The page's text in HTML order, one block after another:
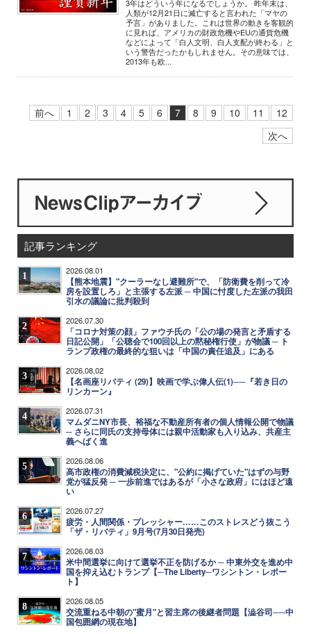
3年はどういう年になるでしょうか。 昨年末は、
人類が12月21日に滅亡すると言われた「マヤの
予言」がありました。これは世界の動きを客観的
に見れば、アメリカの財政危機やEUの通貨危機
などによって「白人文明、白人支配が終わる」と
いう警告だったかもしれません。その意味では、
2013年も欧...
前へ 1 2 3 4 5 6 7 8 9 10 11
12
次へ
記事ランキング
1 2026.08.01
【熊本地震】"クーラーなし避難所"で、「防衛費を削って冷
房を設置しろ」と主張する左派 ─ 中国に忖度した左派の我田
引水の議論に批判殺到
2 2026.07.30
「コロナ対策の顔」ファウチ氏の「公の場の発言と矛盾する
日記公開」「公聴会で100回以上の黙秘権行使」が物議 ─ ト
ランプ政権の最終的な狙いは「中国の責任追及」にある
3 2026.08.02
【名画座リバティ (29)】映画で学ぶ偉人伝(1)──『若き日の
リンカーン』
4 2026.07.31
マムダニNY市長、裕福な不動産所有者の個人情報公開で物議
─ さらに同氏の支持母体には親中活動家も入り込み、共産主
義へばく進
5 2026.08.06
高市政権の消費減税決定に、"公約に掲げていた"はずの与野
党が猛反発 ─ 一歩前進ではあるが「小さな政府」にはほど遠
い
6 2026.07.27
疲労・人間関係・プレッシャー……このストレスどう抜こう
「ザ・リバティ」9月号(7月30日発売)
7 2026.08.03
米中間選挙に向けて選挙不正を防げるか ─ 中東外交を進め中
国を抑え込むトランプ【─The Liberty─ワシントン・レポー
ト】
8 2026.08.05
交流重ねる中朝の"蜜月"と習主席の後継者問題【澁谷司──中
国包囲網の現在地】